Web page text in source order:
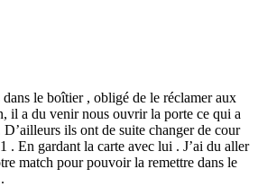
le boîtier , obligé de le réclamer aux
il a du venir nous ouvrir la porte ce qui a
ils ont de suite changer de cour
. En gardant la carte avec lui . J’ai du aller
match pour pouvoir la remettre dans le